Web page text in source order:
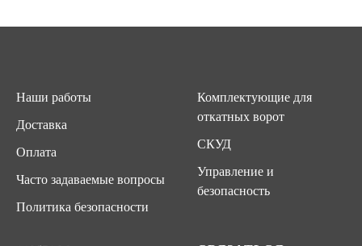
Наши работы
Доставка
Оплата
Часто задаваемые вопросы
Политика безопасности
Комплектующие для
откатных ворот
СКУД
Управление и
безопасность